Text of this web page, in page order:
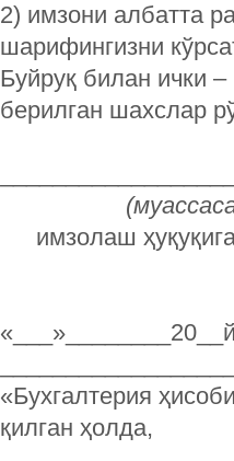
2) имзони албатта
шарифингизни
Буйруқ билан ички
берилган шахслар
имзолаш
«Бухгалтерия
қилган ҳолда,